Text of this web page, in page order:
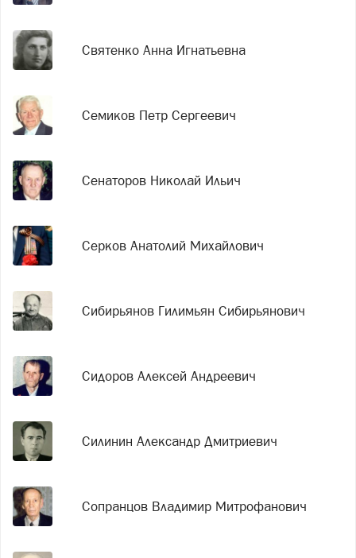
Святенко Анна Игнатьевна
Семиков Петр Сергеевич
Сенаторов Николай Ильич
Серков Анатолий Михайлович
Сибирьянов Гилимьян Сибирьянович
Сидоров Алексей Андреевич
Силинин Александр Дмитриевич
Сопранцов Владимир Митрофанович